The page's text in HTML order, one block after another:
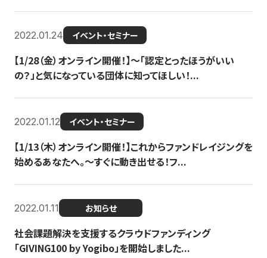
2022.01.24 イベント・セミナー
【1/28（金）オンライン開催！】〜「認定とったほうがいい
の？」と気になっている団体に知ってほしい！...
2022.01.12 イベント・セミナー
【1/13（木）オンライン開催！】これからファンドレイジングを
始めるあなたへ。〜すぐに動き出せる！フ...
2022.01.11 お知らせ
社会課題解決を支援するクラウドファンディング
「GIVING100 by Yogibo」を開始しました...